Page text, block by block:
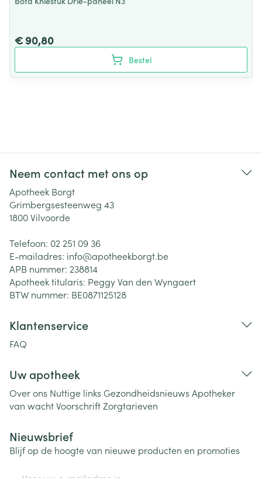
€ 90,80
Bestel
Neem contact met ons op
Apotheek Borgt
Grimbergsesteenweg 43
1800Vilvoorde
Telefoon: 02 251 09 36
E-mailadres: info@apotheekborgt.be
APB nummer: 238814
Apotheek titularis: Peggy Van den Wyngaert
BTW nummer: BE0871125128
Klantenservice
FAQ
Uw apotheek
Over ons Nuttige links Gezondheidsnieuws Apotheker
van wachtVoorschriftZorgtarieven
Nieuwsbrief
Blijf op de hoogte van nieuwe producten en promoties